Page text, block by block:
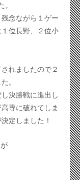
。
念ながら１ゲー
位長野、２位小
れましたので２
。
決勝戦に進出し
専に破れてしま
定しました！